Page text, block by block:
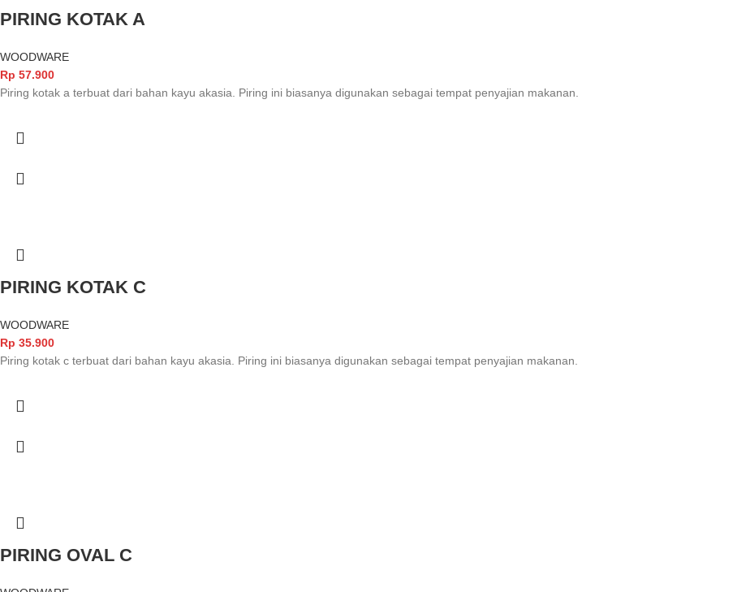
PIRING KOTAK A
WOODWARE
Rp 57.900
Piring kotak a terbuat dari bahan kayu akasia. Piring ini biasanya digunakan sebagai tempat penyajian makanan.
PIRING KOTAK C
WOODWARE
Rp 35.900
Piring kotak c terbuat dari bahan kayu akasia. Piring ini biasanya digunakan sebagai tempat penyajian makanan.
PIRING OVAL C